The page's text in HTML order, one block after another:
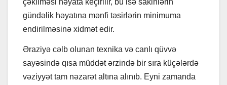
çəkilməsi həyata keçirilir, bu isə sakinlərin
gündəlik həyatına mənfi təsirlərin minimuma
endirilməsinə xidmət edir.
Əraziyə cəlb olunan texnika və canlı qüvvə
sayəsində qısa müddət ərzində bir sıra küçələrdə
vəziyyət tam nəzarət altına alınıb. Eyni zamanda